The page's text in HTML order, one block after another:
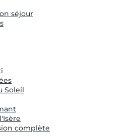
séjour
Soleil
complète